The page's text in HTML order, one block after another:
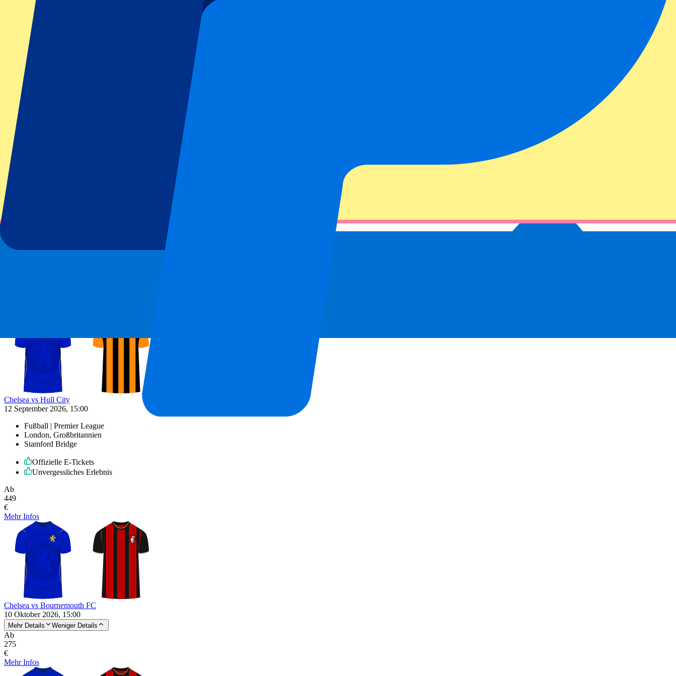
Chelsea vs Brighton & Hove Albion
30 August 2026, 14:00
Tickets sind in Kürze verfügbar...
Anmelden für Ticketupdates
Chelsea vs Hull City
12 September 2026, 15:00
Fußball | Premier League
London, Großbritannien
Stamford Bridge
Offizielle E-Tickets
Unvergessliches Erlebnis
Ab
449
€
Mehr Infos
Chelsea vs Bournemouth FC
10 Oktober 2026, 15:00
Mehr Details Weniger Details
Ab
275
€
Mehr Infos